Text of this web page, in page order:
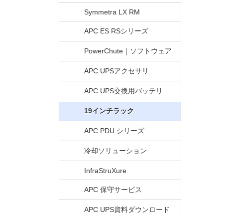
Symmetra LX RM
APC ES RSシリーズ
PowerChute｜ソフトウェア
APC UPSアクセサリ
APC UPS交換用バッテリ
19インチラック
APC PDU シリーズ
冷却ソリューション
InfraStruXure
APC 保守サービス
APC UPS資料ダウンロード